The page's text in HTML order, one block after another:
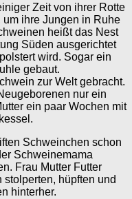
Zeit von ihrer Rotte
ihre Jungen in Ruhe
heißt das Nest
Süden ausgerichtet
wird. Sogar ein
gebaut.
zur Welt gebracht.
nur ein
ein paar Wochen mit
Schweinchen schon
Schweinemama
Frau Mutter Futter
hüpften und
hinterher.